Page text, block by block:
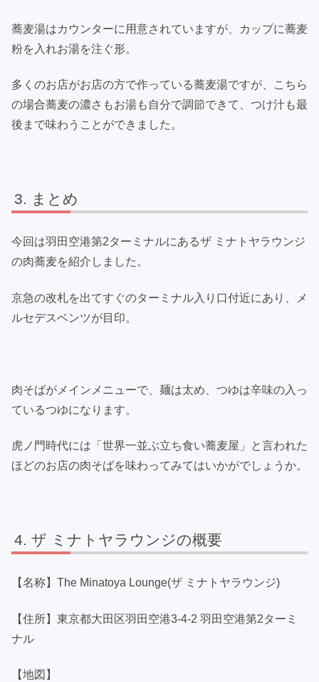
蕎麦湯はカウンターに用意されていますが、カップに蕎麦
粉を入れお湯を注ぐ形。
多くのお店がお店の方で作っている蕎麦湯ですが、こちら
の場合蕎麦の濃さもお湯も自分で調節できて、つけ汁も最
後まで味わうことができました。
まとめ
今回は羽田空港第2ターミナルにあるザ ミナトヤラウンジ
の肉蕎麦を紹介しました。
京急の改札を出てすぐのターミナル入り口付近にあり、メ
ルセデスベンツが目印。
肉そばがメインメニューで、麺は太め、つゆは辛味の入っ
ているつゆになります。
虎ノ門時代には「世界一並ぶ立ち食い蕎麦屋」と言われた
ほどのお店の肉そばを味わってみてはいかがでしょうか。
ザ ミナトヤラウンジの概要
【名称】The Minatoya Lounge(ザ ミナトヤラウンジ)
【住所】東京都大田区羽田空港3-4-2 羽田空港第2ターミ
ナル
【地図】